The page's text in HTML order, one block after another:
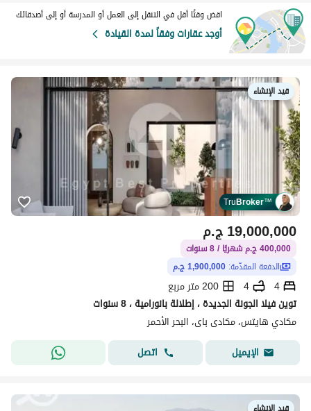
اقض وقتًا أقل في التنقل إلى العمل أو المدرسة أو إلى أصدقائك
أوجد عقارات وفقاً لمدة القيادة
قيد الإنشاء
TruBroker™
ج.م19,000,000
400,000 ج.م شهريًا / 8 سنوات
الدفعة المقدّمة: 1,900,000 ج.م
4
4
200 متر مربع
توين فيلا الجونة الجديدة ، إطلالة بانورامية ، 8 سنوات
مكادي هايتس، مكادى باى، البحر الأحمر
الإيميل
اتصل